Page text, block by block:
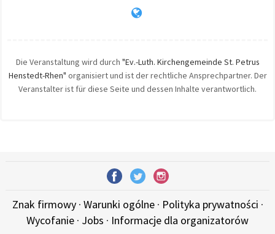
Die Veranstaltung wird durch "Ev.-Luth. Kirchengemeinde St. Petrus
Henstedt-Rhen" organisiert und ist der rechtliche Ansprechpartner. Der
Veranstalter ist für diese Seite und dessen Inhalte verantwortlich.
Znak firmowy· Warunki ogólne· Polityka prywatności ·
Wycofanie · Jobs · Informacje dla organizatorów